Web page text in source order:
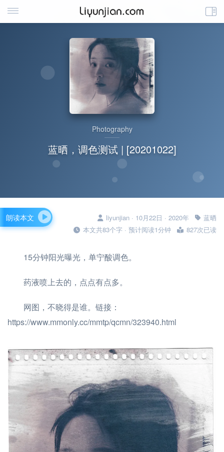
Photography
蓝晒，调色测试 | [20201022]
liyunjian · 10月22日 · 2020年
蓝晒
本文共83个字 · 预计阅读1分钟
827次已读
朗读本文
15分钟阳光曝光，单宁酸调色。
药液喷上去的，点点有点多。
网图，不晓得是谁。链接：
https://www.mmonly.cc/mmtp/qcmn/323940.html